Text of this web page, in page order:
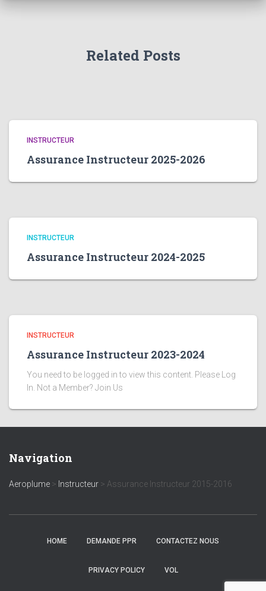
Related Posts
INSTRUCTEUR
Assurance Instructeur 2025-2026
INSTRUCTEUR
Assurance Instructeur 2024-2025
INSTRUCTEUR
Assurance Instructeur 2023-2024
You need to be logged in to view this content. Please Log
In. Not a Member? Join Us
Navigation
Aeroplume > Instructeur > Assurance Instructeur 2015-2016
HOME DEMANDE PPR CONTACTEZ NOUS
PRIVACY POLICY VOL